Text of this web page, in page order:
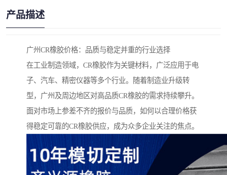
产品描述
广州CR橡胶价格：品质与稳定并重的行业选择
在工业制造领域，CR橡胶作为关键材料，广泛应用于电
子、汽车、精密仪器等多个行业。随着制造业升级转
型，广州及周边地区对高品质CR橡胶的需求持续攀升。
面对市场上参差不齐的报价与品质，如何以合理价格获
得稳定可靠的CR橡胶供应，成为众多企业关注的焦点。